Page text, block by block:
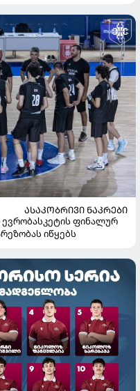
ᲐᲡᲐᲙᲝᲑᲠᲘᲕᲘ ᲜᲐᲙᲠᲔᲑᲘ
ევრობასკეტის ფინალურ
იწყებს